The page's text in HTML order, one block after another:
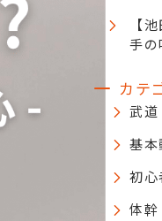
【
手の
カテ
武道
基本
初心
体幹